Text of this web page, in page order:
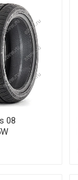
от 6 530 ₽
от 5 140 ₽
от 7 130 ₽
от 5 350 ₽
от 6 570 ₽
08